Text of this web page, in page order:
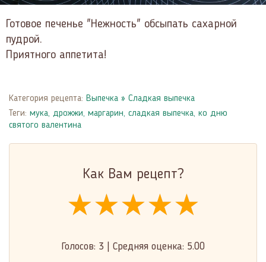
Готовое печенье "Нежность" обсыпать сахарной
пудрой.
Приятного аппетита!
Категория рецепта: Выпечка » Сладкая выпечка
Теги: мука, дрожжи, маргарин, сладкая выпечка, ко дню
святого валентина
Как Вам рецепт?
★★★★★
★★★★★
★★★★★
Голосов: 3 Средняя оценка: 5.00